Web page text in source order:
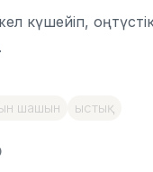
күшейіп,
шашын ыстық